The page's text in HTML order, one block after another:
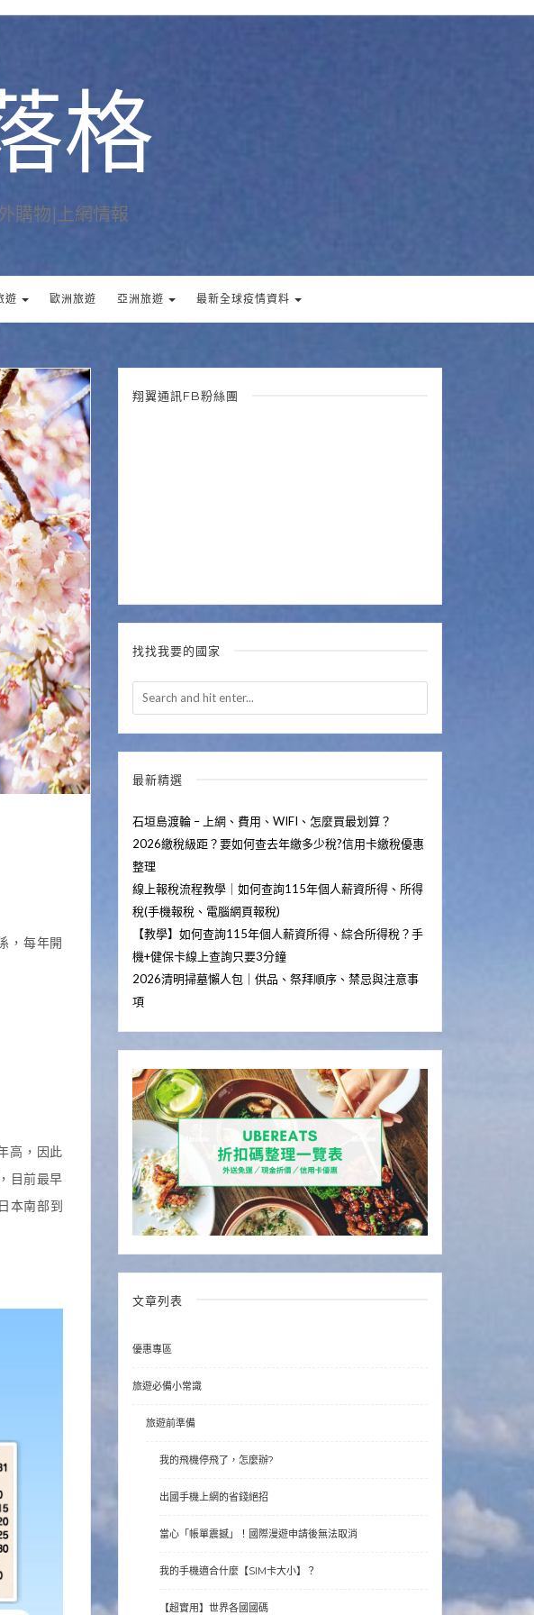
格
購物|上網情報
遊 歐洲旅遊 亞洲旅遊 最新全球疫情資料
，每年開
高，因此
目前最早
本南部到
翔翼通訊FB粉絲團
找找我要的國家
最新精選
石垣島渡輪 – 上網、費用、WIFI、怎麼買最划算？
2026繳稅級距？要如何查去年繳多少稅?信用卡繳稅優惠
整理
線上報稅流程教學｜如何查詢115年個人薪資所得、所得
稅(手機報稅、電腦網頁報稅)
【教學】如何查詢115年個人薪資所得、綜合所得稅？手
機+健保卡線上查詢只要3分鐘
2026清明掃墓懶人包｜供品、祭拜順序、禁忌與注意事
項
文章列表
優惠專區
旅遊必備小常識
旅遊前準備
我的飛機停飛了，怎麼辦?
出國手機上網的省錢絕招
當心「帳單震撼」！國際漫遊申請後無法取消
我的手機適合什麼【SIM卡大小】？
【超實用】世界各國國碼